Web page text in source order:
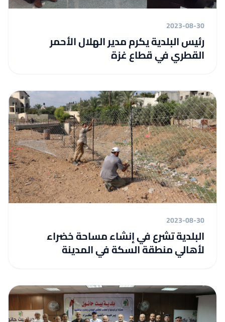
2023-08-30
رئيس البلدية يكرم مدير الهلال الأحمر
القطري في قطاع غزة
2023-08-30
البلدية تشرع في إنشاء مساحة خضراء
لأهالي منطقة السكة في المدينة